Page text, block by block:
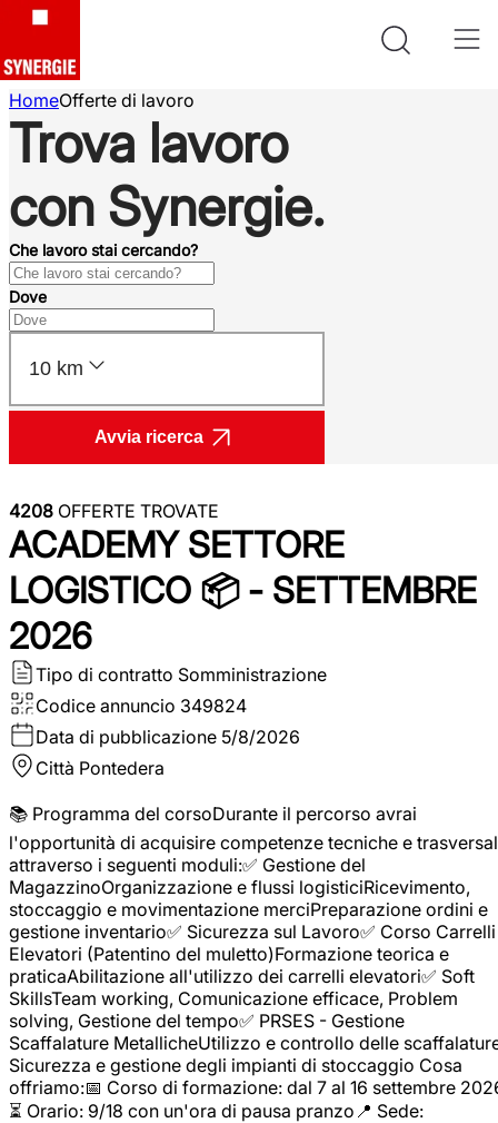
HomeOfferte di lavoro
Trova lavoro
con Synergie.
Che lavoro stai cercando?
Dove
10 km
Avvia ricerca
4208 OFFERTE TROVATE
ACADEMY SETTORE
LOGISTICO 📦 - SETTEMBRE
2026
Tipo di contratto Somministrazione
Codice annuncio 349824
Data di pubblicazione 5/8/2026
Città Pontedera
📚 Programma del corsoDurante il percorso avrai
l'opportunità di acquisire competenze tecniche e
attraverso i seguenti moduli:✅ Gestione del
MagazzinoOrganizzazione e flussi logisticiRicevimento,
stoccaggio e movimentazione merciPreparazione ordini e
gestione inventario✅ Sicurezza sul Lavoro✅ Corso Carrelli
Elevatori (Patentino del muletto)Formazione teorica e
praticaAbilitazione all'utilizzo dei carrelli elevatori✅ Soft
SkillsTeam working, Comunicazione efficace, Problem
solving, Gestione del tempo✅ PRSES - Gestione
Scaffalature MetallicheUtilizzo e controllo delle
Sicurezza e gestione degli impianti di stoccaggio Cosa
offriamo:📅 Corso di formazione: dal 7 al 16 settembre
⏳ Orario: 9/18 con un'ora di pausa pranzo📍 Sede: